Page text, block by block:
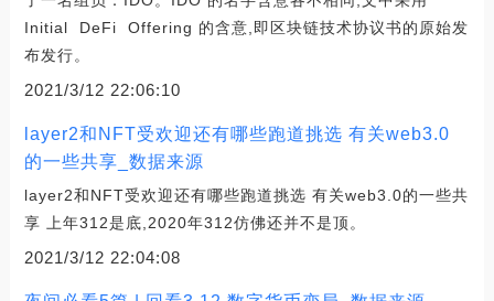
Initial DeFi Offering 的含意,即区块链技术协议书的原始发
布发行。
2021/3/12 22:06:10
layer2和NFT受欢迎还有哪些跑道挑选 有关web3.0
的一些共享_数据来源
layer2和NFT受欢迎还有哪些跑道挑选 有关web3.0的一些共
享 上年312是底,2020年312仿佛还并不是顶。
2021/3/12 22:04:08